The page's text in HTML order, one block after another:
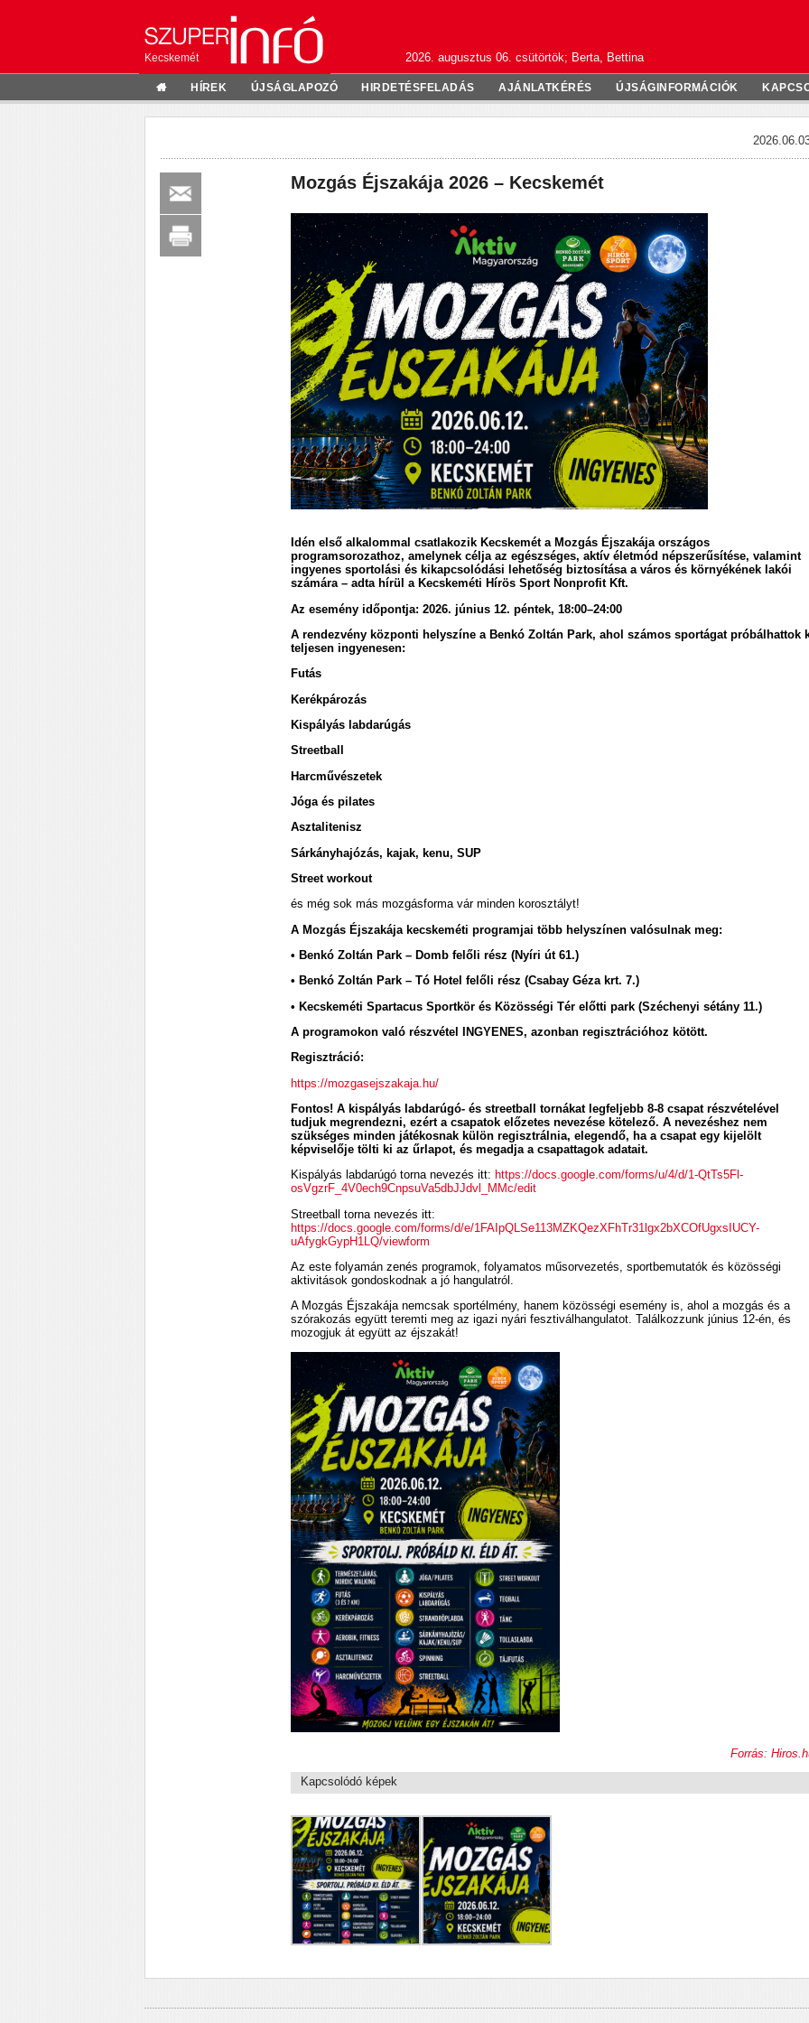
Kecskemét 2026. augusztus 06. csütörtök; Berta, Bettina
HÍREK ÚJSÁGLAPOZÓ HIRDETÉSFELADÁS AJÁNLATKÉRÉS ÚJSÁGINFORMÁCIÓK
Mozgás Éjszakája 2026 – Kecskemét
Idén első alkalommal csatlakozik Kecskemét a Mozgás Éjszakája országos
programsorozathoz, amelynek célja az egészséges, aktív életmód népszerűsítése, valamint
ingyenes sportolási és kikapcsolódási lehetőség biztosítása a város és környékének lakói
számára – adta hírül a Kecskeméti Hírös Sport Nonprofit Kft.
Az esemény időpontja: 2026. június 12. péntek, 18:00–24:00
A rendezvény központi helyszíne a Benkó Zoltán Park, ahol számos sportágat próbálhattok
teljesen ingyenesen:
Futás
Kerékpározás
Kispályás labdarúgás
Streetball
Harcművészetek
Jóga és pilates
Asztalitenisz
Sárkányhajózás, kajak, kenu, SUP
Street workout
és még sok más mozgásforma vár minden korosztályt!
A Mozgás Éjszakája kecskeméti programjai több helyszínen valósulnak meg:
• Benkó Zoltán Park – Domb felőli rész (Nyíri út 61.)
• Benkó Zoltán Park – Tó Hotel felőli rész (Csabay Géza krt. 7.)
• Kecskeméti Spartacus Sportkör és Közösségi Tér előtti park (Széchenyi sétány 11.)
A programokon való részvétel INGYENES, azonban regisztrációhoz kötött.
Regisztráció:
https://mozgasejszakaja.hu/
Fontos! A kispályás labdarúgó- és streetball tornákat legfeljebb 8-8 csapat részvételével
tudjuk megrendezni, ezért a csapatok előzetes nevezése kötelező. A nevezéshez nem
szükséges minden játékosnak külön regisztrálnia, elegendő, ha a csapat egy kijelölt
képviselője tölti ki az űrlapot, és megadja a csapattagok adatait.
Kispályás labdarúgó torna nevezés itt: https://docs.google.com/forms/u/4/d/1-QtTs5Fl-
osVgzrF_4V0ech9CnpsuVa5dbJJdvl_MMc/edit
Streetball torna nevezés itt:
https://docs.google.com/forms/d/e/1FAIpQLSe113MZKQezXFhTr31lgx2bXCOfUgxsIUCY-
uAfygkGypH1LQ/viewform
Az este folyamán zenés programok, folyamatos műsorvezetés, sportbemutatók és közösségi
aktivitások gondoskodnak a jó hangulatról.
A Mozgás Éjszakája nemcsak sportélmény, hanem közösségi esemény is, ahol a mozgás és a
szórakozás együtt teremti meg az igazi nyári fesztiválhangulatot. Találkozzunk június 12-én, és
mozogjuk át együtt az éjszakát!
Forrás:
Kapcsolódó képek